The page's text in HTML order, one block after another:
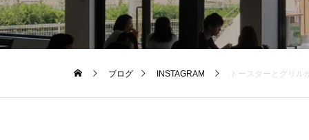
ブログ INSTAGRAM .トースターとグリルが一体化。焼く、あぶる、温め